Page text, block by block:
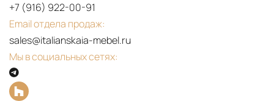
+7 (916) 922-00-91
Email отдела продаж:
sales@italianskaia-mebel.ru
Мы в социальных сетях: